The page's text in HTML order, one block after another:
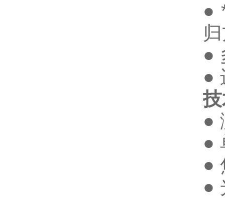
●
归
●
●
●
●
●
●